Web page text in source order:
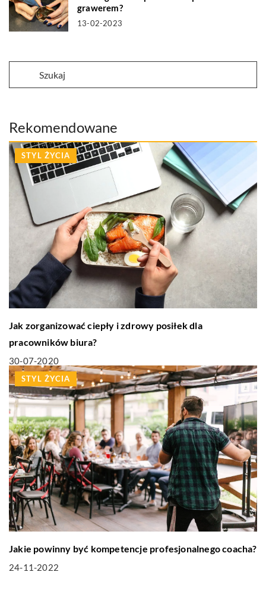
grawerem?
13-02-2023
Rekomendowane
STYL ŻYCIA
Jak zorganizować ciepły i zdrowy posiłek dla
pracowników biura?
30-07-2020
STYL ŻYCIA
Jakie powinny być kompetencje profesjonalnego coacha?
24-11-2022